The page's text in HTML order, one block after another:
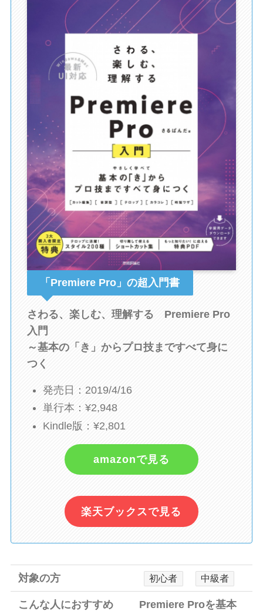
「Premiere Pro」の超入門書
さわる、楽しむ、理解する Premiere Pro
入門
～基本の「き」からプロ技まですべて身に
つく
発売日：2019/4/16
単行本：¥2,948
Kindle版：¥2,801
amazonで見る
楽天ブックスで見る
対象の方 初心者 中級者
こんな人におすすめ
Premiere Proを基本